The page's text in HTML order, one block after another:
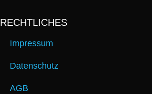
RECHTLICHES
Impressum
Datenschutz
AGB